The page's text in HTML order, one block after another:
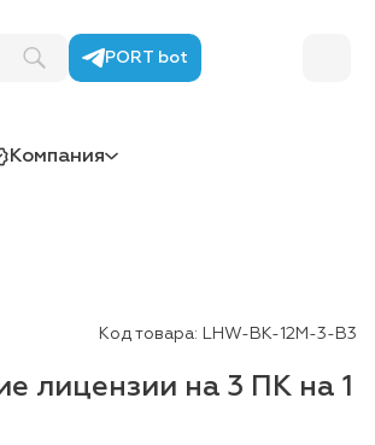
PORT bot
Компания
Код товара: LHW-BK-12M-3-B3
лицензии на 3 ПК на 1